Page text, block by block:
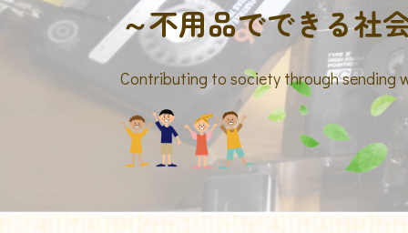
～不用品でできる社
Contributing to society through sending